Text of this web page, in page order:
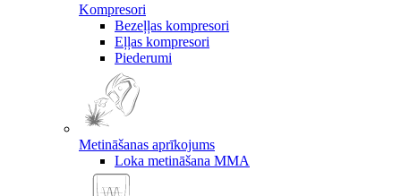
Kompresori
Bezeļļas kompresori
Eļļas kompresori
Piederumi
Metināšanas aprīkojums
Loka metināšana MMA